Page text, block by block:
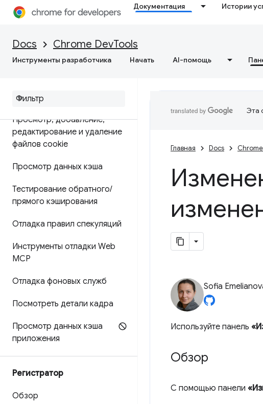
Документация Истории
Docs Chrome DevTools
Инструменты разработчика Начать AI-помощь
Приложение
Обзор
Отладка прогрессивных веб-
Просмотр и редактирование
Просмотр,добавление,
редактирование и удаление
файлов cookie
Просмотр данных кэша
Тестирование обратного/
прямого кэширования
Отладка правил спекуляций
Инструменты отладки Web
MCP
Отладка фоновых служб
Посмотреть детали кадра
Просмотр данных кэша
приложения
Регистратор
Обзор
Эта
Главная Docs
Sofia
Используйте панель
Обзор
С помощью панели